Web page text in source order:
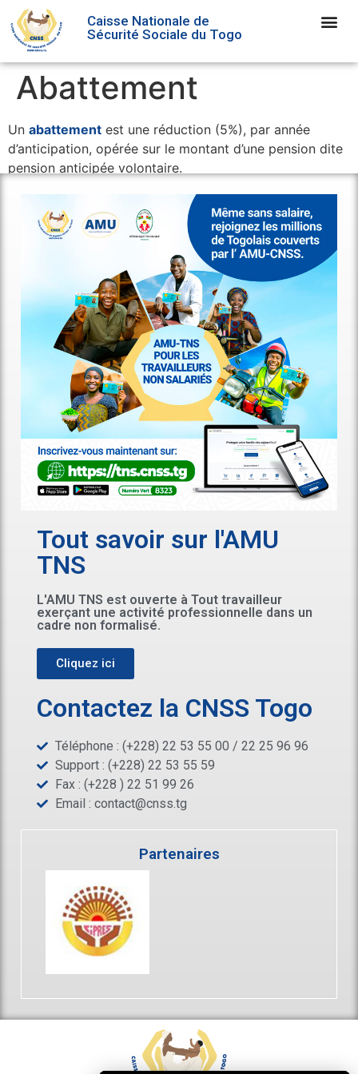
Caisse Nationale de
Sécurité Sociale du Togo
Abattement
Un abattement est une réduction (5%), par année
d’anticipation, opérée sur le montant d’une pension dite
pension anticipée volontaire.
Tout savoir sur l'AMU
TNS
L'AMU TNS est ouverte à Tout travailleur
exerçant une activité professionnelle dans un
cadre non formalisé.
Cliquez ici
Contactez la CNSS Togo
Téléphone : (+228) 22 53 55 00 / 22 25 96 96
Support : (+228) 22 53 55 59
Fax : (+228 ) 22 51 99 26
Email : contact@cnss.tg
Partenaires